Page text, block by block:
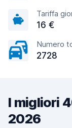
Tariffa
16 €
Numero
2728
I migliori
2026